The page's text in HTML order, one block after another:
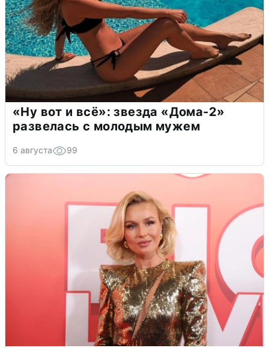
«Ну вот и всё»: звезда «Дома-2»
развелась с молодым мужем
6 августа 99